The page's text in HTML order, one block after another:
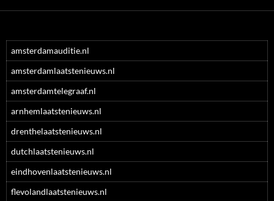
amsterdamauditie.nl
amsterdamlaatstenieuws.nl
amsterdamtelegraaf.nl
arnhemlaatstenieuws.nl
drenthelaatstenieuws.nl
dutchlaatstenieuws.nl
eindhovenlaatstenieuws.nl
flevolandlaatstenieuws.nl